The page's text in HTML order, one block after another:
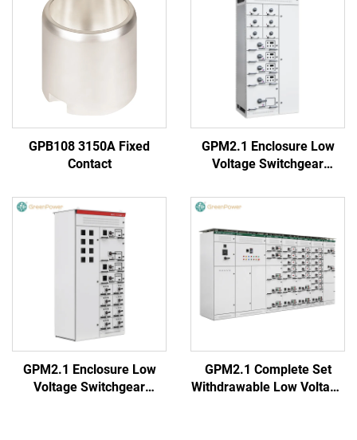
GPB108 3150A Fixed
Contact
GPM2.1 Enclosure Low
Voltage Switchgear
GPM2.1 Enclosure Low
Voltage Switchgear
GPM2.1 Complete Set
Withdrawable Low Voltage